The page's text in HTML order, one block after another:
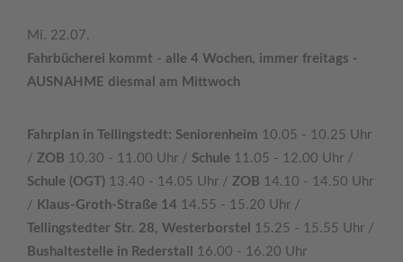
Mi. 22.07.
Fahrbücherei kommt - alle 4 Wochen, immer freitags -
AUSNAHME diesmal am Mittwoch
Fahrplan in Tellingstedt: Seniorenheim 10.05 - 10.25 Uhr
/ ZOB 10.30 - 11.00 Uhr / Schule 11.05 - 12.00 Uhr /
Schule (OGT) 13.40 - 14.05 Uhr / ZOB 14.10 - 14.50 Uhr
/ Klaus-Groth-Straße 14 14.55 - 15.20 Uhr /
Tellingstedter Str. 28, Westerborstel
15.25 - 15.55 Uhr /
Bushaltestelle in Rederstall
16.00 - 16.20 Uhr